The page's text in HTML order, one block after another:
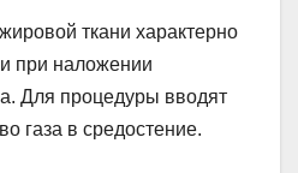
ткани характерно
при наложении
Для процедуры вводят
газа в средостение.